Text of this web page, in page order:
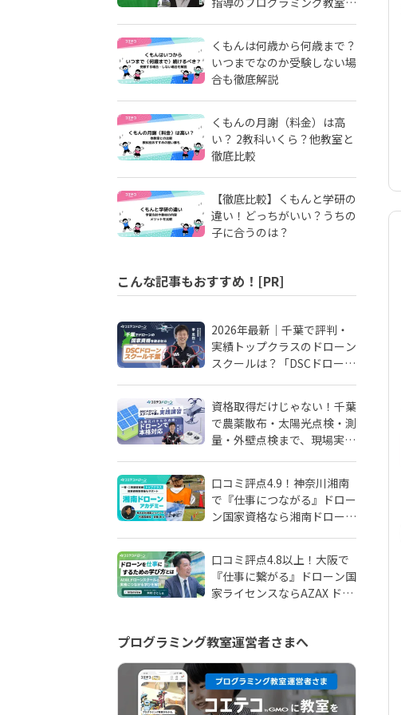
くもんは何歳から何歳まで？
いつまでなのか受験しない場
合も徹底解説
くもんの月謝（料金）は高
い？ 2教科いくら？他教室と
徹底比較
【徹底比較】くもんと学研の
違い！どっちがいい？うちの
子に合うのは？
こんな記事もおすすめ！[PR]
2026年最新｜千葉で評判・
実績トップクラスのドローン
スクールは？「DSCドローン
資格取得だけじゃない！千葉
で農薬散布・太陽光点検・測
量・外壁点検まで、現場実務
口コミ評点4.9！神奈川湘南
で『仕事につながる』ドロー
ン国家資格なら湘南ドローン
口コミ評点4.8以上！大阪で
『仕事に繋がる』ドローン国
家ライセンスならAZAX ドロ
プログラミング教室運営者さまへ